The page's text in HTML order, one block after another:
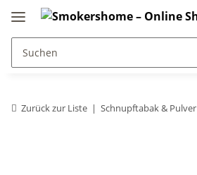
Zurück zur Liste Schnupftabak & Pulver